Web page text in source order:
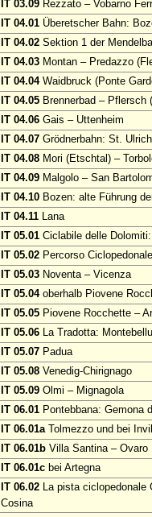
IT 03.09 Rezzato – Vobarno
IT 04.01 Überetscher Bahn:
IT 04.02 Sektion 1 der
IT 04.03 Montan – Predazzo
IT 04.04Waidbruck (Ponte
IT 04.05 Brennerbad – Pflersch
IT 04.06 Gais – Uttenheim
IT 04.07 Grödnerbahn: St.
IT 04.08 Mori (Etschtal) –
IT 04.09 Malgolo – San
IT 04.10 Bozen: alte Führung
IT 04.11 Lana
IT 05.01 Ciclabile delle
IT 05.02 Percorso
IT 05.03 Noventa – Vicenza
IT 05.04oberhalb Piovene
IT 05.05 Piovene Rocchette –
IT 05.06 La Tradotta:
IT 05.07 Padua
IT 05.08 Venedig-Chirignago
IT 05.09 Olmi – Mignagola
IT 06.01 Pontebbana: Gemona
IT 06.01aTolmezzo und bei
IT 06.01b Villa Santina – Ovaro
IT 06.01c bei Artegna
IT 06.02 La pista ciclopedonale
Cosina